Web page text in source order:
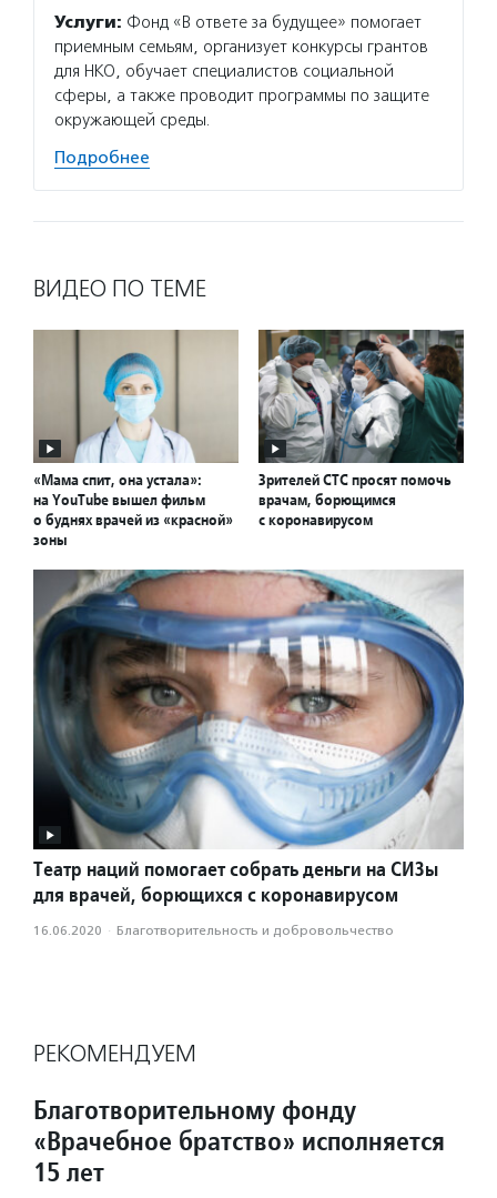
Услуги: Фонд «В ответе за будущее» помогает
приемным семьям, организует конкурсы грантов
для НКО, обучает специалистов социальной
сферы, а также проводит программы по защите
окружающей среды.
Подробнее
ВИДЕО ПО ТЕМЕ
«Мама спит, она устала»:
на YouTube вышел фильм
о буднях врачей из «красной»
зоны
Зрителей СТС просят помочь
врачам, борющимся
с коронавирусом
Театр наций помогает собрать деньги на СИЗы
для врачей, борющихся с коронавирусом
16.06.2020 · Благотвори­тель­ность и доброволь­чест­во
РЕКОМЕНДУЕМ
Благотворительному фонду
«Врачебное братство» исполняется
15 лет